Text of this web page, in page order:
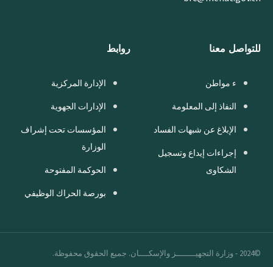
للتواصل معنا
ء مواطن
النفاذ إلى المعلومة
الإبلاغ عن شبهات الفساد
إجراءات إيداع وتسجيل
الشكاوى
روابط
الإدارة المركزية
الإدارات الجهوية
المؤسسات تحت إشراف
الوزارة
الحوكمة المفتوحة
بورصة الحراك الوظيفي
©2024 - وزارة التجهيــــــــز والإسكــــان. جميع الحقوق محفوظة.